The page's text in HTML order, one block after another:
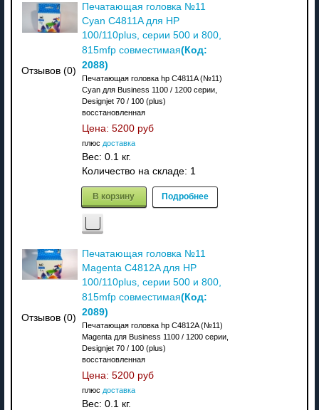
Отзывов (0)
Печатающая головка №11
Cyan C4811A для HP
100/110plus, серии 500 и 800,
815mfp совместимая(Код:
2088)
Печатающая головка hp C4811A (№11)
Cyan для Business 1100 / 1200 серии,
Designjet 70 / 100 (plus)
восстановленная
Цена: 5200 руб
плюс доставка
Вес: 0.1 кг.
Количество на складе: 1
В корзину Подробнее
Отзывов (0)
Печатающая головка №11
Magenta C4812A для HP
100/110plus, серии 500 и 800,
815mfp совместимая(Код:
2089)
Печатающая головка hp C4812A (№11)
Magenta для Business 1100 / 1200 серии,
Designjet 70 / 100 (plus)
восстановленная
Цена: 5200 руб
плюс доставка
Вес: 0.1 кг.